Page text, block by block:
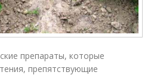
препараты, которые
препятствующие